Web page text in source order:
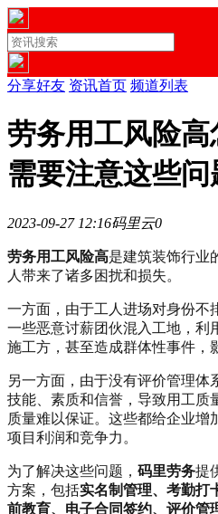
分享好友 资讯首页 频道列表
劳务用工风险高
需要注意这些问
2023-09-27 12:16码里云0
劳务用工风险高是建筑装饰行业
人带来了诸多困扰和损失。
一方面，由于工人进场对身份不
一些恶意讨薪团伙混入工地，利
施工方，甚至造成群体性事件，
另一方面，由于没有评价管理体
技能、素质和信誉，导致用工质
质量难以保证。这些都给企业增
项目利润和竞争力。
为了解决这些问题， 码里劳务提
方案，包括实名制管理、考勤打
前教育、电子合同签约、评价管